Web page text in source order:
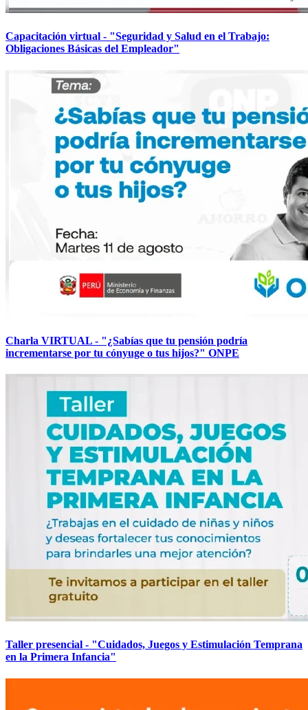
Capacitación virtual - "Seguridad y Salud en el Trabajo:
Obligaciones Básicas del Empleador"
Charla VIRTUAL - "¿Sabías que tu pensión podría
incrementarse por tu cónyuge o tus hijos?" ONPE
Taller presencial - "Cuidados, Juegos y Estimulación Temprana
en la Primera Infancia"